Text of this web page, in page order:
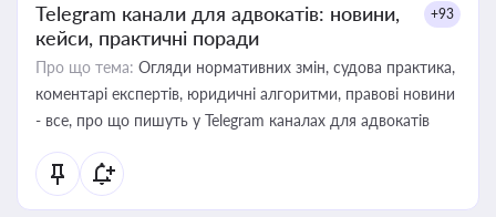
Telegram канали для адвокатів: новини,
кейси, практичні поради
+93
Про що тема: Огляди нормативних змін, судова практика,
коментарі експертів, юридичні алгоритми, правові новини
- все, про що пишуть у Telegram каналах для адвокатів